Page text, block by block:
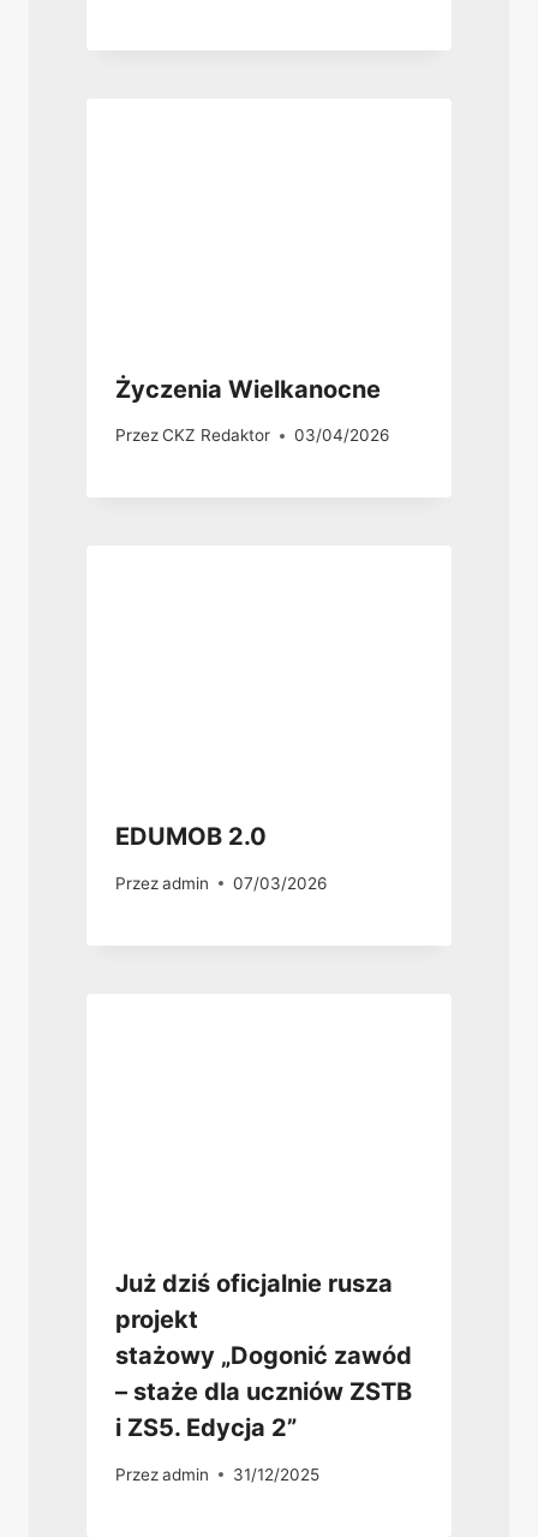
Życzenia Wielkanocne
PrzezCKZ Redaktor 03/04/2026
EDUMOB 2.0
Przezadmin 07/03/2026
Już dziś oficjalnie rusza
projekt
stażowy „Dogonić zawód
– staże dla uczniów ZSTB
i ZS5. Edycja 2”
Przezadmin 31/12/2025